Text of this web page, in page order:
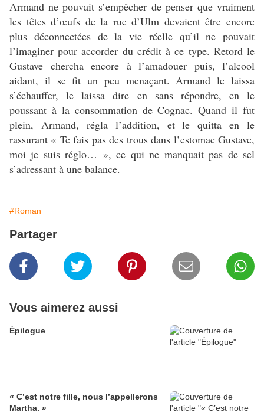
Armand ne pouvait s’empêcher de penser que vraiment
les têtes d’œufs de la rue d’Ulm devaient être encore
plus déconnectées de la vie réelle qu’il ne pouvait
l’imaginer pour accorder du crédit à ce type. Retord le
Gustave chercha encore à l’amadouer puis, l’alcool
aidant, il se fit un peu menaçant. Armand le laissa
s’échauffer, le laissa dire en sans répondre, en le
poussant à la consommation de Cognac. Quand il fut
plein, Armand, régla l’addition, et le quitta en le
rassurant « Te fais pas des trous dans l’estomac Gustave,
moi je suis réglo… », ce qui ne manquait pas de sel
s’adressant à une balance.
#Roman
Partager
Vous aimerez aussi
Épilogue
« C’est notre fille, nous l’appellerons
Martha. »